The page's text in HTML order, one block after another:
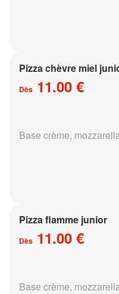
Pizza chèvre miel
Dès 11.00 €
Base crème,
Pizza flamme junior
Dès 11.00 €
Base crème,